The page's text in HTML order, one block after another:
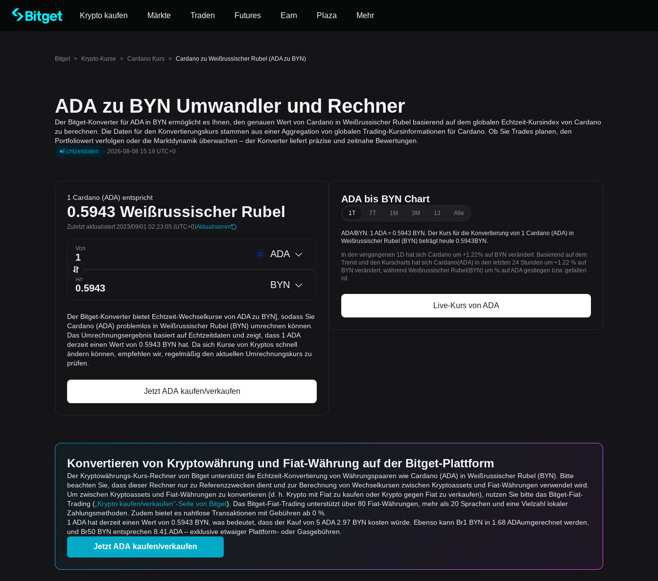
Krypto kaufen Märkte Traden Futures Earn Plaza Mehr
Bitget > Krypto-Kurse > Cardano Kurs > Cardano zu Weißrussischer Rubel (ADA zu BYN)
ADA zu BYN Umwandler und Rechner
Der Bitget-Konverter für ADA in BYN ermöglicht es Ihnen, den genauen Wert von Cardano in Weißrussischer Rubel basierend auf dem globalen Echtzeit-Kursindex von Cardano
zu berechnen. Die Daten für den Konvertierungskurs stammen aus einer Aggregation von globalen Trading-Kursinformationen für Cardano. Ob Sie Trades planen, den
Portfoliowert verfolgen oder die Marktdynamik überwachen – der Konverter liefert präzise und zeitnahe Bewertungen.
Echtzeitdaten · 2026-08-08 15:19 UTC+0
1 Cardano (ADA) entspricht
0.5943 Weißrussischer Rubel
Zuletzt aktualisiert 2023/09/01 02:23:05 (UTC+0)Aktualisieren
Von ADA
An BYN
Der Bitget-Konverter bietet Echtzeit-Wechselkurse von ADA zu BYN], sodass Sie
Cardano (ADA) problemlos in Weißrussischer Rubel (BYN) umrechnen können.
Das Umrechnungsergebnis basiert auf Echtzeitdaten und zeigt, dass 1 ADA
derzeit einen Wert von 0.5943 BYN hat. Da sich Kurse von Kryptos schnell
ändern können, empfehlen wir, regelmäßig den aktuellen Umrechnungskurs zu
prüfen.
Jetzt ADA kaufen/verkaufen
ADA bis BYN Chart
1T 7T 1M 3M 1J Alle
ADA/BYN: 1 ADA = 0.5943 BYN. Der Kurs für die Konvertierung von 1 Cardano (ADA) in
Weißrussischer Rubel (BYN) beträgt heute 0.5943BYN.
In den vergangenen 1D hat sich Cardano um +1.22% auf BYN verändert. Basierend auf dem
Trend und den Kurscharts hat sich Cardano(ADA) in den letzten 24 Stunden um +1.22 % auf
BYN verändert, während Weißrussischer Rubel(BYN) um % auf ADA gestiegen bzw. gefallen
ist.
Live-Kurs von ADA
Konvertieren von Kryptowährung und Fiat-Währung auf der Bitget-Plattform
Der Kryptowährungs-Kurs-Rechner von Bitget unterstützt die Echtzeit-Konvertierung von Währungspaaren wie Cardano (ADA) in Weißrussischer Rubel (BYN). Bitte
beachten Sie, dass dieser Rechner nur zu Referenzzwecken dient und zur Berechnung von Wechselkursen zwischen Kryptoassets und Fiat-Währungen verwendet wird.
Um zwischen Kryptoassets und Fiat-Währungen zu konvertieren (d. h. Krypto mit Fiat zu kaufen oder Krypto gegen Fiat zu verkaufen), nutzen Sie bitte das Bitget-Fiat-
Trading ( „Krypto kaufen/verkaufen“-Seite von Bitget). Das Bitget-Fiat-Trading unterstützt über 80 Fiat-Währungen, mehr als 20 Sprachen und eine Vielzahl lokaler
Zahlungsmethoden. Zudem bietet es nahtlose Transaktionen mit Gebühren ab 0 %.
1 ADA hat derzeit einen Wert von 0.5943 BYN, was bedeutet, dass der Kauf von 5 ADA 2.97 BYN kosten würde. Ebenso kann Br1 BYN in 1.68 ADAumgerechnet werden,
und Br50 BYN entsprechen 8.41 ADA – exklusive etwaiger Plattform- oder Gasgebühren.
Jetzt ADA kaufen/verkaufen